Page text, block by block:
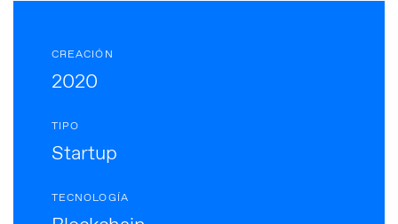
CREACIÓN
2020
TIPO
Startup
TECNOLOGÍA